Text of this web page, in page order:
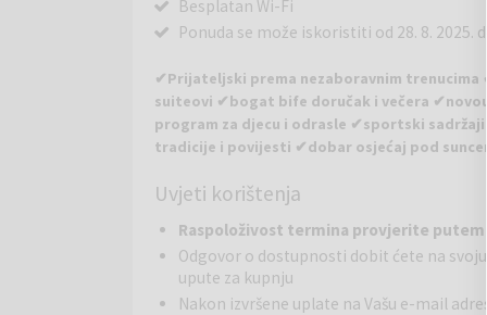
Besplatan Wi-Fi
Ponuda se može iskoristiti od 28. 8. 2025. do
✔Prijateljski prema nezaboravnim
suiteovi ✔bogat bife doručak i večera
program za djecu i odrasle ✔sportski
tradicije i povijesti ✔dobar osjećaj pod
Oduševit će vas priroda, more, bazeni i brojne
dojmiti pogled, ambijent i gurmanski doživljaji u
uvali, Zalivu školjki, koja je udaljena oko dva
184 smještajnih jedinica. Restorani nude
prehrani.
Uvjeti korištenja
Raspoloživost termina provjerite
Odgovor o dostupnosti dobit ćete na
upute za kupnju
Nakon izvršene uplate na Vašu e-mail